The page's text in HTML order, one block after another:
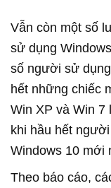
Vẫn còn một số
sử dụng
số người sử
hết những chiếc
Win XP và Win 7
khi hầu hết
Windows 10 mới
Theo báo cáo,